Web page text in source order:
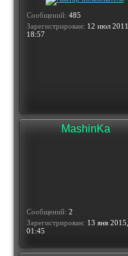
Сообщений: 485
Зарегистрирован: 12 июл 2011,
18:57
MashinKа
Сообщений: 2
Зарегистрирован: 13 янв 2015,
01:45